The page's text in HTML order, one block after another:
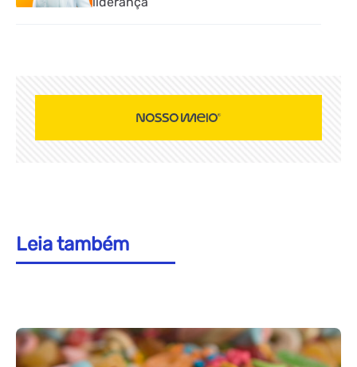
Leia também